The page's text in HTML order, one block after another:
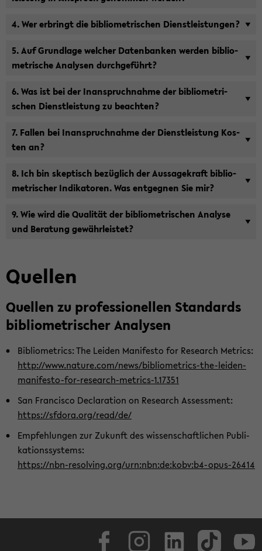
4. Wer er­bringt die bi­blio­me­tri­schen Dienst­leis­tun­gen?
5. Auf Grund­la­ge wel­cher Da­ten­ban­ken wer­den bi­blio­
me­tri­sche Ana­ly­sen durch­ge­führt?
6. Was ist bei der In­an­spruch­nah­me der bi­blio­me­tri­
schen Dienst­leis­tung zu be­ach­ten?
7. Fal­len bei In­an­spruch­nah­me der Dienst­leis­tung Kos­
ten an?
8. Ich bin skep­tisch be­züg­lich der Aus­sa­ge­kraft bi­blio­
me­tri­scher In­di­ka­to­ren. Was ent­geg­nen Sie mir?
9. Wie wird die Qua­li­tät der bi­blio­me­tri­schen Ana­ly­se
und Be­ra­tung ge­währ­leis­tet?
Quel­len
Quel­len zu pro­fes­sio­nel­len Stan­dards
bi­blio­me­tri­scher Ana­ly­sen
Bi­blio­metrics: The Lei­den Ma­ni­fes­to for Re­se­arch Metrics:
http://www.na­tu­re.com/news/bibliometrics-​the-leiden-
manifesto-for-research-metrics-1.17351
San Fran­cis­co De­cla­ra­ti­on on Re­se­arch As­sess­ment:
https://sfdo­ra.org/read/de/
Emp­feh­lun­gen zur Zu­kunft des wis­sen­schaft­li­chen Pu­bli­
ka­ti­ons­sys­tems:
https://nbn-​resolving.org/urn:nbn:de:kobv:b4-​opus-26414
Face­book